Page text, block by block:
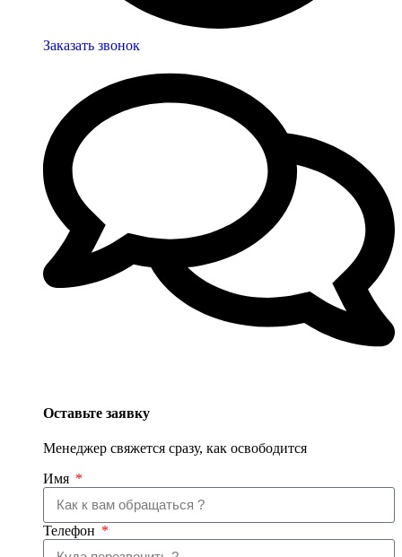
Заказать звонок
Оставьте заявку
Менеджер свяжется сразу, как освободится
Имя
Телефон